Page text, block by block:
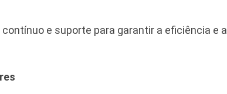
e suporte para garantir a eficiência e a